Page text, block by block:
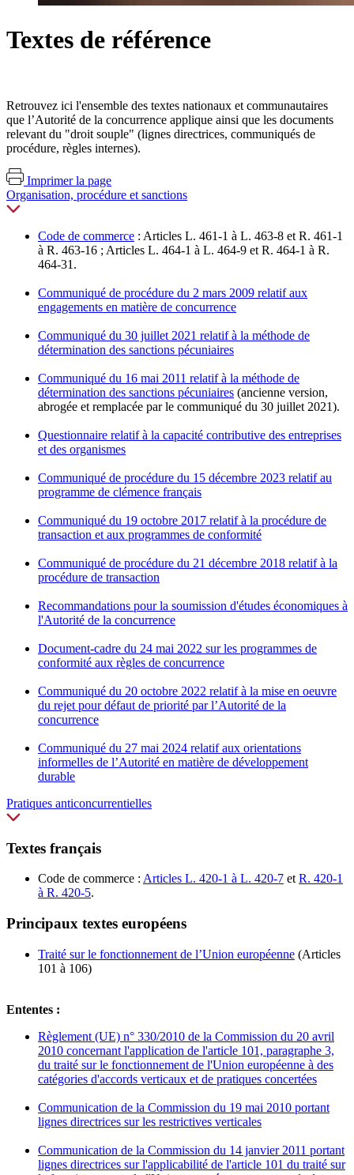
Textes de référence
Retrouvez ici l'ensemble des textes nationaux et communautaires
que l’Autorité de la concurrence applique ainsi que les documents
relevant du "droit souple" (lignes directrices, communiqués de
procédure, règles internes).
Imprimer la page
Organisation, procédure et sanctions
Code de commerce : Articles L. 461-1 à L. 463-8 et R. 461-1
à R. 463-16 ; Articles L. 464-1 à L. 464-9 et R. 464-1 à R.
464-31.
Communiqué de procédure du 2 mars 2009 relatif aux
engagements en matière de concurrence
Communiqué du 30 juillet 2021 relatif à la méthode de
détermination des sanctions pécuniaires
Communiqué du 16 mai 2011 relatif à la méthode de
détermination des sanctions pécuniaires (ancienne version,
abrogée et remplacée par le communiqué du 30 juillet 2021).
Questionnaire relatif à la capacité contributive des entreprises
et des organismes
Communiqué de procédure du 15 décembre 2023 relatif au
programme de clémence français
Communiqué du 19 octobre 2017 relatif à la procédure de
transaction et aux programmes de conformité
Communiqué de procédure du 21 décembre 2018 relatif à la
procédure de transaction
Recommandations pour la soumission d'études économiques à
l'Autorité de la concurrence
Document-cadre du 24 mai 2022 sur les programmes de
conformité aux règles de concurrence
Communiqué du 20 octobre 2022 relatif à la mise en oeuvre
du rejet pour défaut de priorité par l’Autorité de la
concurrence
Communiqué du 27 mai 2024 relatifaux orientations
informelles de l’Autorité en matière de développement
durable
Pratiques anticoncurrentielles
Textes français
Code de commerce : Articles L. 420-1 à L. 420-7 et R. 420-1
à R. 420-5.
Principaux textes européens
Traité sur le fonctionnement de l’Union européenne (Articles
101 à 106)
Ententes :
Règlement (UE) n° 330/2010 de la Commission du 20 avril
2010 concernant l'application de l'article 101, paragraphe 3,
du traité sur le fonctionnement de l'Union européenne à des
catégories d'accords verticaux et de pratiques concertées
Communication de la Commission du 19 mai 2010 portant
lignes directrices sur les restrictives verticales
Communication de la Commission du 14 janvier 2011 portant
lignes directrices sur l'applicabilité de l'article 101 du traité sur